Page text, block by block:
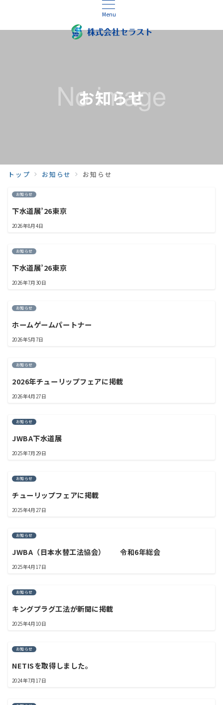
Menu
お知らせ
トップ お知らせ お知らせ
お知らせ
下水道展’26東京
2026年8月4日
お知らせ
下水道展’26東京
2026年7月30日
お知らせ
ホームゲームパートナー
2026年5月7日
お知らせ
2026年チューリップフェアに掲載
2026年4月27日
お知らせ
JWBA下水道展
2025年7月29日
お知らせ
チューリップフェアに掲載
2025年4月27日
お知らせ
JWBA（日本水替工法協会） 令和6年総会
2025年4月17日
お知らせ
キングプラグ工法が新聞に掲載
2025年4月10日
お知らせ
NETISを取得しました。
2024年7月17日